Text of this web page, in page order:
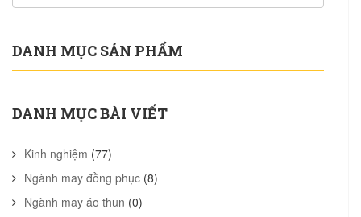
DANH MỤC SẢN PHẨM
DANH MỤC BÀI VIẾT
Kinh nghiệm (77)
Ngành may đồng phục (8)
Ngành may áo thun (0)